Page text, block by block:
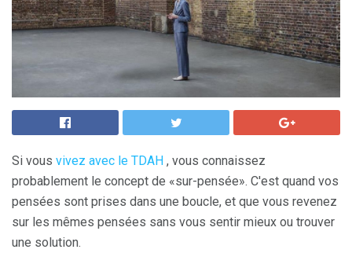
Si vous vivez avec le TDAH , vous connaissez
probablement le concept de «sur-pensée». C'est quand vos
pensées sont prises dans une boucle, et que vous revenez
sur les mêmes pensées sans vous sentir mieux ou trouver
une solution.